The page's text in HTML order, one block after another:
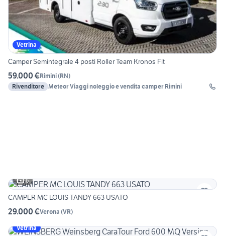
Vetrina
Camper Semintegrale 4 posti Roller Team Kronos Fit
59.000 €Rimini(RN)
Rivenditore Meteor Viaggi noleggio e vendita camper Rimini
6
CAMPER MC LOUIS TANDY 663 USATO
29.000 €Verona (VR)
Vetrina